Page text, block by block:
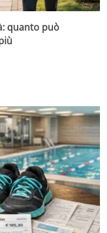
quanto può